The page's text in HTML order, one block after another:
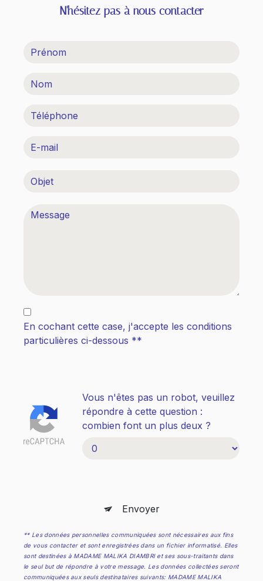
N'hésitez pas à nous contacter
En cochant cette case, j'accepte les conditions
particulières ci-dessous **
Vous n'êtes pas un robot, veuillez
répondre à cette question :
combien font un plus deux ?
Envoyer
** Les données personnelles communiquées sont nécessaires aux fins
de vous contacter et sont enregistrées dans un fichier informatisé. Elles
sont destinées à MADAME MALIKA DIAMBRI et ses sous-traitants dans
le seul but de répondre à votre message. Les données collectées seront
communiquées aux seuls destinataires suivants: MADAME MALIKA